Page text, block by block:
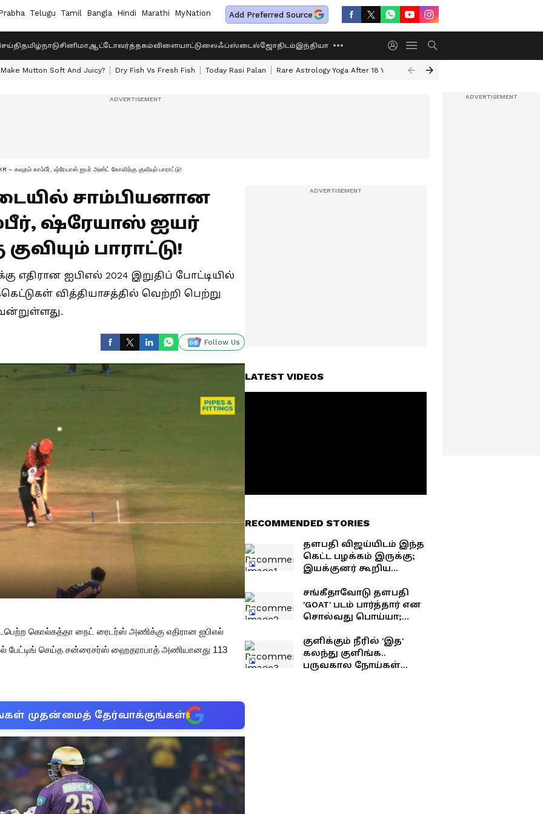
Telugu Tamil Bangla Hindi Marathi MyNation Add Preferred Source
தமிழ்நாடுசினிமாஆட்டோவர்த்தகம்விளையாட்டுலைஃப்ஸ்டைல்ஜோதிடம்இந்தியா
Mutton Soft And Juicy? Dry Fish Vs Fresh Fish Today Rasi Palan Rare Astrology Yoga After 18 Years Dwi Pushkar Yoga 2026
கவுதம் காம்பீர், ஷ்ரேயாஸ் ஐயர் அண்ட் கோவிற்கு குவியும் பாராட்டு!
சாம்பியனான
ஷ்ரேயாஸ் ஐயர்
பாராட்டு!
ஐபிஎல் 2024 இறுதிப் போட்டியில்
வித்தியாசத்தில் வெற்றி பெற்று
Follow Us
கொல்கத்தா நைட் ரைடர்ஸ் அணிக்கு எதிரான ஐபிஎல்
பேட்டிங் செய்த சன்ரைசர்ஸ் ஹைதராபாத் அணியானது 113
முதன்மைத் தேர்வாக்குங்கள்
LATEST VIDEOS
RECOMMENDED STORIES
தளபதி விஜய்யிடம் இந்த
கெட்ட பழக்கம் இருக்கு;
இயக்குனர் கூறிய
சங்கீதாவோடு தளபதி
'GOAT' படம் பார்த்தார் என
சொல்வது பொய்யா;
யாருடன் பார்த்தார்
தெரியுமா?
குளிக்கும் நீரில் 'இத'
கலந்து குளிங்க..
பருவகால நோய்கள்